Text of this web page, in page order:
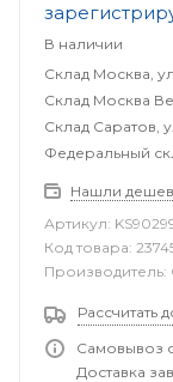
В наличии
Склад Москва,
Склад Москва
Склад Саратов,
Федеральный
Нашли
Артикул:
Код товара:
Производитель:
Рассчитать
Самовывоз
Доставка